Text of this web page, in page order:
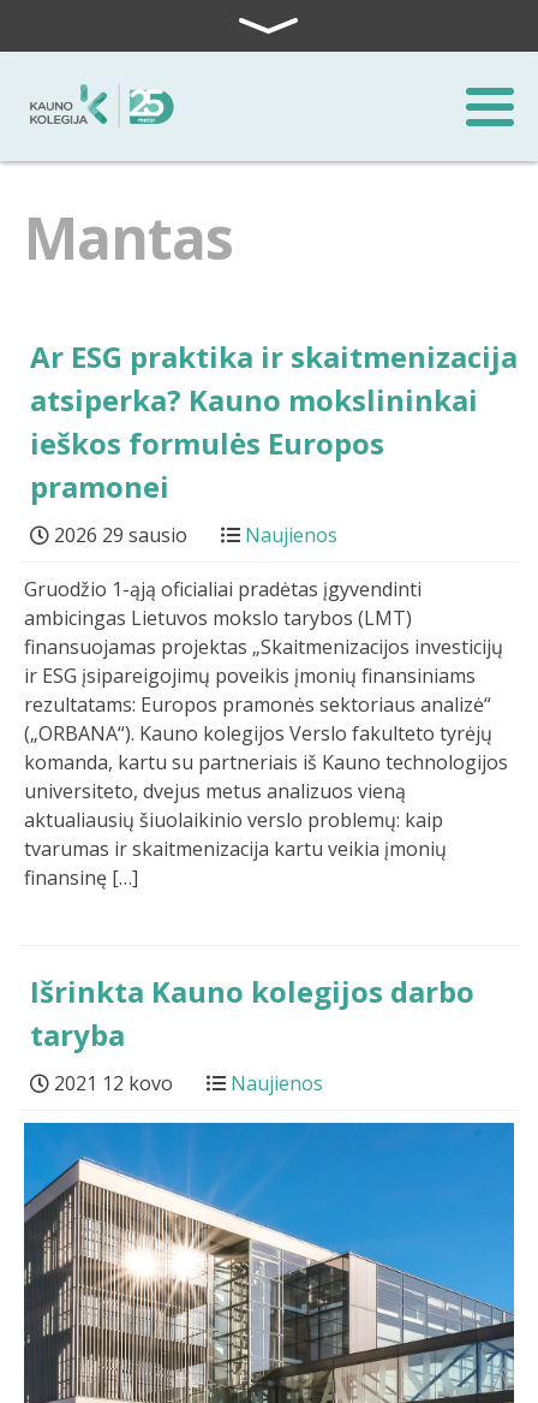
Mantas
Ar ESG praktika ir skaitmenizacija
atsiperka? Kauno mokslininkai
ieškos formulės Europos
pramonei
2026 29 sausio Naujienos
Gruodžio 1-ąją oficialiai pradėtas įgyvendinti
ambicingas Lietuvos mokslo tarybos (LMT)
finansuojamas projektas „Skaitmenizacijos investicijų
ir ESG įsipareigojimų poveikis įmonių finansiniams
rezultatams: Europos pramonės sektoriaus analizė“
(„ORBANA“). Kauno kolegijos Verslo fakulteto tyrėjų
komanda, kartu su partneriais iš Kauno technologijos
universiteto, dvejus metus analizuos vieną
aktualiausių šiuolaikinio verslo problemų: kaip
tvarumas ir skaitmenizacija kartu veikia įmonių
finansinę […]
Išrinkta Kauno kolegijos darbo
taryba
2021 12 kovo Naujienos